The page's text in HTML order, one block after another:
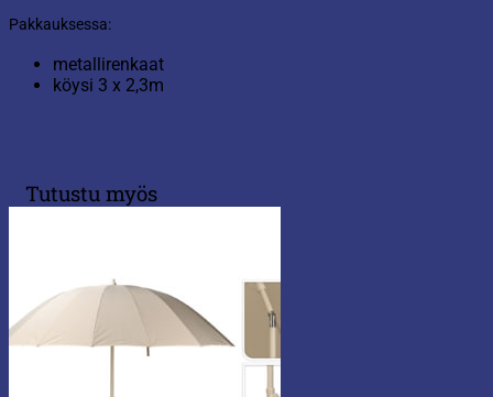
Pakkauksessa:
metallirenkaat
köysi 3 x 2,3m
Tutustu myös